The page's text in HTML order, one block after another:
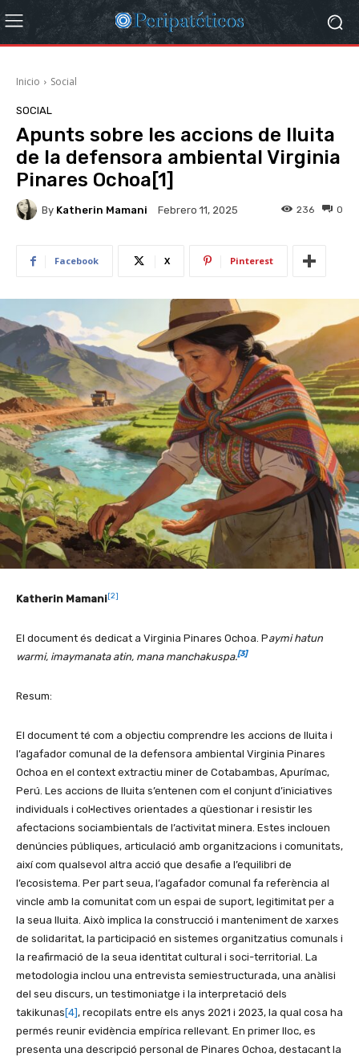
Inicio Social
SOCIAL
Apunts sobre les accions de lluita
de la defensora ambiental Virginia
Pinares Ochoa[1]
By Katherin Mamani Febrero 11, 2025 0
236
Facebook X Pinterest
Katherin Mamani[2]
El document és dedicat a Virginia Pinares Ochoa. Paymi hatun
warmi, imaymanata atin, mana manchakuspa.[3]
Resum:
El document té com a objectiu comprendre les accions de lluita i
l’agafador comunal de la defensora ambiental Virginia Pinares
Ochoa en el context extractiu miner de Cotabambas, Apurímac,
Perú. Les accions de lluita s’entenen com el conjunt d’iniciatives
individuals i col·lectives orientades a qüestionar i resistir les
afectacions sociambientals de l’activitat minera. Estes inclouen
denúncies públiques, articulació amb organitzacions i comunitats,
així com qualsevol altra acció que desafie a l’equilibri de
l’ecosistema. Per part seua, l’agafador comunal fa referència al
vincle amb la comunitat com un espai de suport, legitimitat per a
la seua lluita. Això implica la construcció i manteniment de xarxes
de solidaritat, la participació en sistemes organitzatius comunals i
la reafirmació de la seua identitat cultural i soci-territorial. La
metodologia inclou una entrevista semiestructurada, una anàlisi
del seu discurs, un testimoniatge i la interpretació dels
takikunas [4], recopilats entre els anys 2021 i 2023, la qual cosa ha
permés reunir evidència empírica rellevant. En primer lloc, es
presenta una descripció personal de Pinares Ochoa, destacant la